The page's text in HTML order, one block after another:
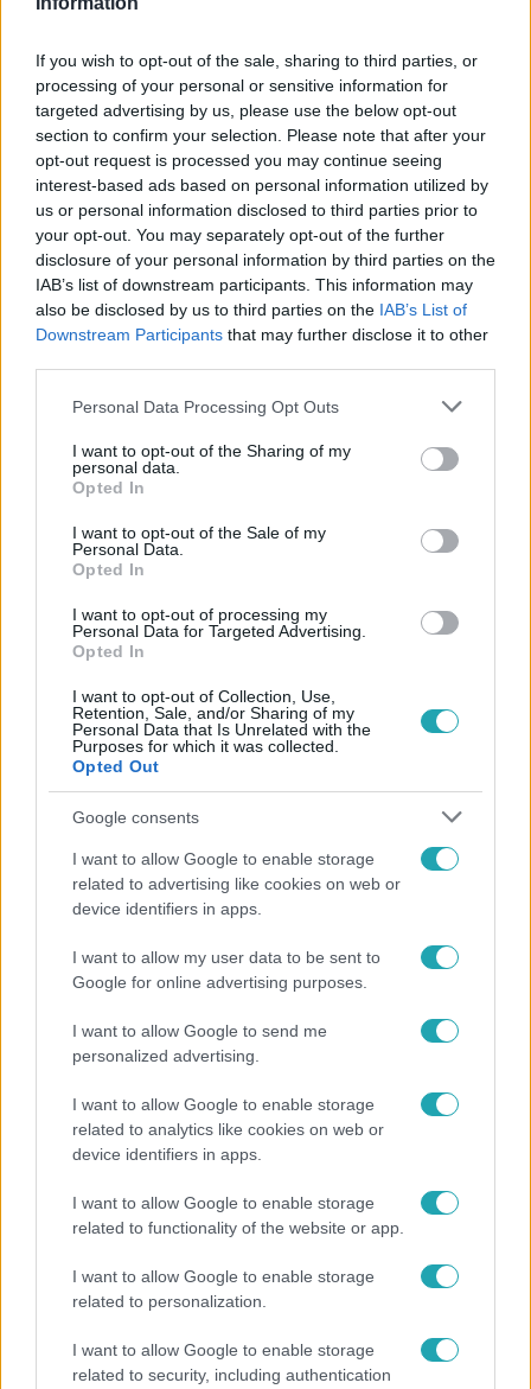
If you wish to opt-out of the sale, sharing to third parties, or
processing of your personal or sensitive information for
targeted advertising by us, please use the below opt-out
section to confirm your selection. Please note that after your
opt-out request is processed you may continue seeing
interest-based ads based on personal information utilized by
us or personal information disclosed to third parties prior to
your opt-out. You may separately opt-out of the further
disclosure of your personal information by third parties on the
IAB’s list of downstream participants. This information may
also be disclosed by us to third parties on the IAB’s List of
Downstream Participants that may further disclose it to other
Please note that this website/app uses one or more Google
not limited to your visit or usage behaviour. You may click to
grant or deny consent to Google and its third-party tags to
use your data for below specified purposes in below Google
consent section.
Personal Data Processing Opt Outs
I want to opt-out of the Sharing of my
personal data.
Opted In
I want to opt-out of the Sale of my
Personal Data.
Opted In
I want to opt-out of processing my
Personal Data for Targeted Advertising.
Opted In
I want to opt-out of Collection, Use,
Retention, Sale, and/or Sharing of my
Personal Data that Is Unrelated with the
Purposes for which it was collected.
Opted Out
Google consents
I want to allow Google to enable storage
related to advertising like cookies on web or
device identifiers in apps.
I want to allow my user data to be sent to
Google for online advertising purposes.
I want to allow Google to send me
personalized advertising.
I want to allow Google to enable storage
related to analytics like cookies on web or
device identifiers in apps.
I want to allow Google to enable storage
related to functionality of the website or app.
I want to allow Google to enable storage
related to personalization.
I want to allow Google to enable storage
related to security, including authentication
Kövess minket, és értesülj a friss hírekről a
Facebookon is!
Követem
#BULVÁR #TÖRŐCSIK DANI #TETOVÁLÁS
Népszerű
kitagadta Nagy Zsoltot
Költségcsökkentés és kieső támogató szerződések
- ezekre panaszkodott a Fradi elnöke egy zártkörű